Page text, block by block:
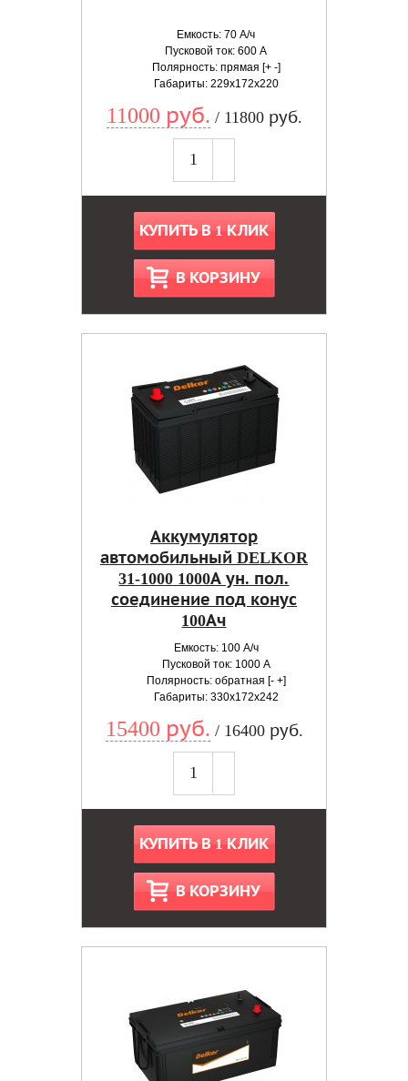
Емкость: 70 А/ч
Пусковой ток: 600 А
Полярность: прямая [+ -]
Габариты: 229x172x220
11000 руб. / 11800 руб.
КУПИТЬ В 1 КЛИК
В КОРЗИНУ
Аккумулятор
автомобильный DELKOR
31-1000 1000А ун. пол.
соединение под конус
100Ач
Емкость: 100 А/ч
Пусковой ток: 1000 А
Полярность: обратная [- +]
Габариты: 330x172x242
15400 руб. / 16400 руб.
КУПИТЬ В 1 КЛИК
В КОРЗИНУ